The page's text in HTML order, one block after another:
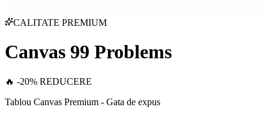
CALITATE PREMIUM
Canvas 99 Problems
🔥 -20% REDUCERE
Tablou Canvas Premium - Gata de expus